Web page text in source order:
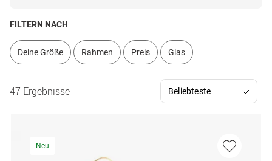
FILTERN NACH
Deine Größe Rahmen Preis Glas
47 Ergebnisse
Neu